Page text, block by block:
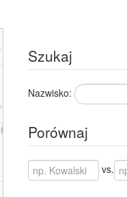
Szukaj
Nazwisko:
Porównaj
vs.